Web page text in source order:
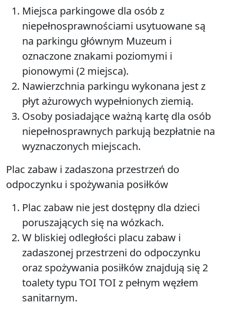
Miejsca parkingowe dla osób z
niepełnosprawnościami usytuowane są
na parkingu głównym Muzeum i
oznaczone znakami poziomymi i
pionowymi (2 miejsca).
Nawierzchnia parkingu wykonana jest z
płyt ażurowych wypełnionych ziemią.
Osoby posiadające ważną kartę dla osób
niepełnosprawnych parkują bezpłatnie na
wyznaczonych miejscach.
Plac zabaw i zadaszona przestrzeń do
odpoczynku i spożywania posiłków
Plac zabaw nie jest dostępny dla dzieci
poruszających się na wózkach.
W bliskiej odległości placu zabaw i
zadaszonej przestrzeni do odpoczynku
oraz spożywania posiłków znajdują się 2
toalety typu TOI TOI z pełnym węzłem
sanitarnym.